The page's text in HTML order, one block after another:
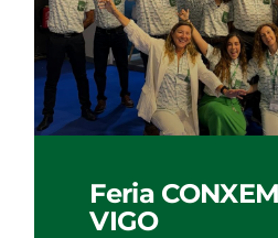
Feria
VIGO